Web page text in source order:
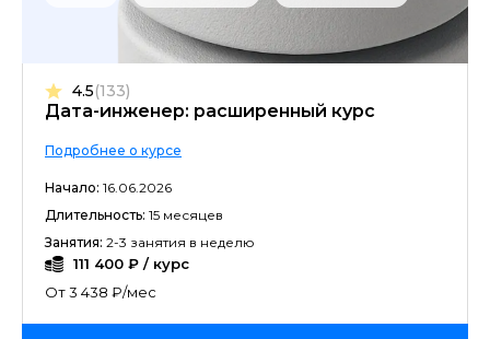
Дата-инженер: расширенный курс
4.5(133)
Подробнее о курсе
Начало: 16.06.2026
Длительность: 15 месяцев
Занятия: 2-3 занятия в неделю
111 400 ₽ / курс
От 3 438 ₽/мес